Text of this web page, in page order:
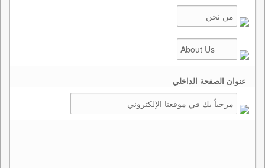
عنوان الصفحة الداخلي